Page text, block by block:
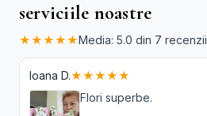
serviciile noastre
★★★★★Media: 5.0 din 7 recenzii
Ioana D.★★★★★
Flori superbe.